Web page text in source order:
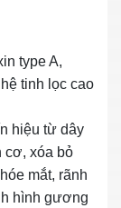
type A,
tinh lọc cao
hiệu từ dây
cơ, xóa bỏ
mắt, rãnh
hình gương